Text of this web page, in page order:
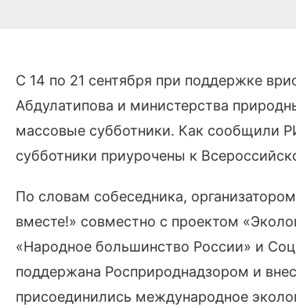
С 14 по 21 сентября при поддержке
Абдулатипова и министерства
массовые субботники. Как сообщили
субботники приурочены к
По словам собеседника,
вместе!» совместно с проектом
«Народное большинство России» и
поддержана Росприроднадзором и
присоединились международное